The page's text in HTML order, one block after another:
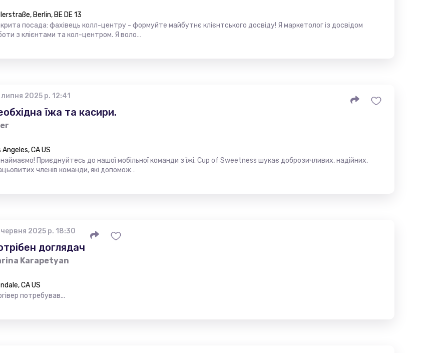
Berlin, BE DE 13
посада: фахівець колл-центру - формуйте майбутнє клієнтського досвіду! Я маркетолог із досвідом
з клієнтами та кол-центром. Я воло…
2025 р. 12:41
їжа та касири.
Angeles, CA US
Приєднуйтесь до нашої мобільної команди з їжі. Cup of Sweetness шукає доброзичливих, надійних,
членів команди, які допомож…
2025 р. 18:30
доглядач
Karapetyan
CA US
потребував...